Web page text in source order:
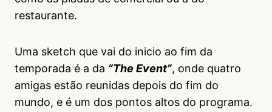
restaurante.
Uma sketch que vai do inicio ao fim da
temporada é a da “The Event”, onde quatro
amigas estão reunidas depois do fim do
mundo, e é um dos pontos altos do programa.